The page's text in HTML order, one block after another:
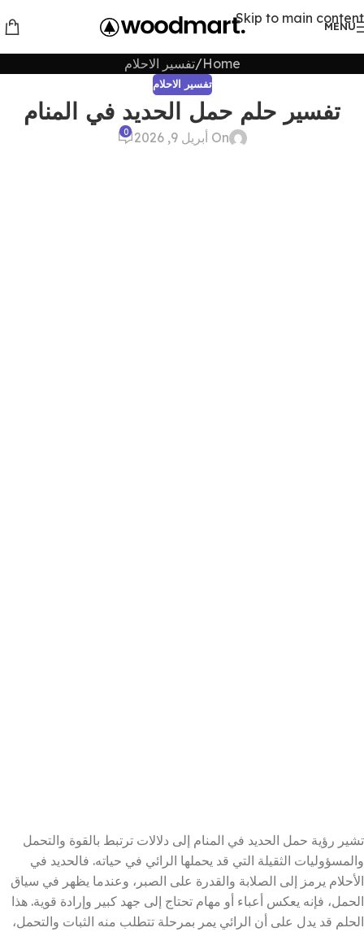
Skip to main content
MENU
Home تفسير الاحلام
تفسير الاحلام
تفسير حلم حمل الحديد في المنام
On أبريل 9, 2026 0
تشير رؤية حمل الحديد في المنام إلى دلالات ترتبط بالقوة والتحمل
والمسؤوليات الثقيلة التي قد يحملها الرائي في حياته. فالحديد في
الأحلام يرمز إلى الصلابة والقدرة على الصبر، وعندما يظهر في سياق
الحمل، فإنه يعكس أعباء أو مهام تحتاج إلى جهد كبير وإرادة قوية. هذا
الحلم قد يدل على أن الرائي يمر بمرحلة تتطلب منه الثبات والتحمل،